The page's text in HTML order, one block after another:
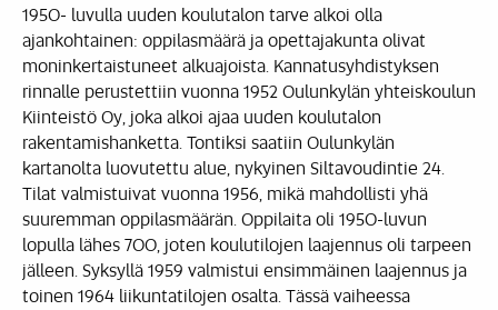
1950- luvulla uuden koulutalon tarve alkoi olla
ajankohtainen: oppilasmäärä ja opettajakunta olivat
moninkertaistuneet alkuajoista. Kannatusyhdistyksen
rinnalle perustettiin vuonna 1952 Oulunkylän yhteiskoulun
Kiinteistö Oy, joka alkoi ajaa uuden koulutalon
rakentamishanketta. Tontiksi saatiin Oulunkylän
kartanolta luovutettu alue, nykyinen Siltavoudintie 24.
Tilat valmistuivat vuonna 1956, mikä mahdollisti yhä
suuremman oppilasmäärän. Oppilaita oli 1950-luvun
lopulla lähes 700, joten koulutilojen laajennus oli tarpeen
jälleen. Syksyllä 1959 valmistui ensimmäinen laajennus ja
toinen 1964 liikuntatilojen osalta. Tässä vaiheessa